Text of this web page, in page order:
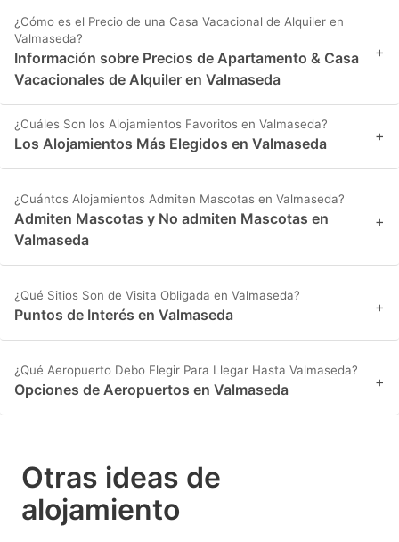
¿Cómo es el Precio de una Casa Vacacional de Alquiler en
Valmaseda?
Información sobre Precios de Apartamento & Casa
Vacacionales de Alquiler en Valmaseda
+
¿Cuáles Son los Alojamientos Favoritos en Valmaseda?
Los Alojamientos Más Elegidos en Valmaseda +
¿Cuántos Alojamientos Admiten Mascotas en Valmaseda?
Admiten Mascotas y No admiten Mascotas en
Valmaseda
+
¿Qué Sitios Son de Visita Obligada en Valmaseda?
Puntos de Interés en Valmaseda +
¿Qué Aeropuerto Debo Elegir Para Llegar Hasta Valmaseda?
Opciones de Aeropuertos en Valmaseda +
Otras ideas de
alojamiento